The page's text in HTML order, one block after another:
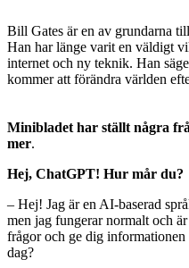
Bill Gates är en av grundarna
Han har länge varit en väldigt
internet och ny teknik. Han
kommer att förändra världen
Minibladet har ställt några
mer.
Hej, ChatGPT! Hur mår du?
– Hej! Jag är en AI-baserad
men jag fungerar normalt och
frågor och ge dig
dag?